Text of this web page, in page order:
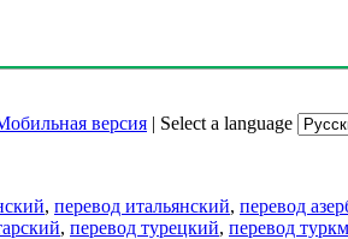
версия | Select a language
, перевод итальянский, перевод
, перевод турецкий, перевод